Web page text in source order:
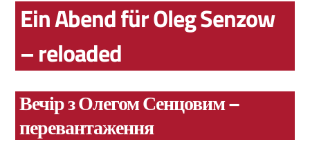
Ein Abend für Oleg Senzow
– reloaded
Вечір з Олегом Сенцовим –
перевантаження